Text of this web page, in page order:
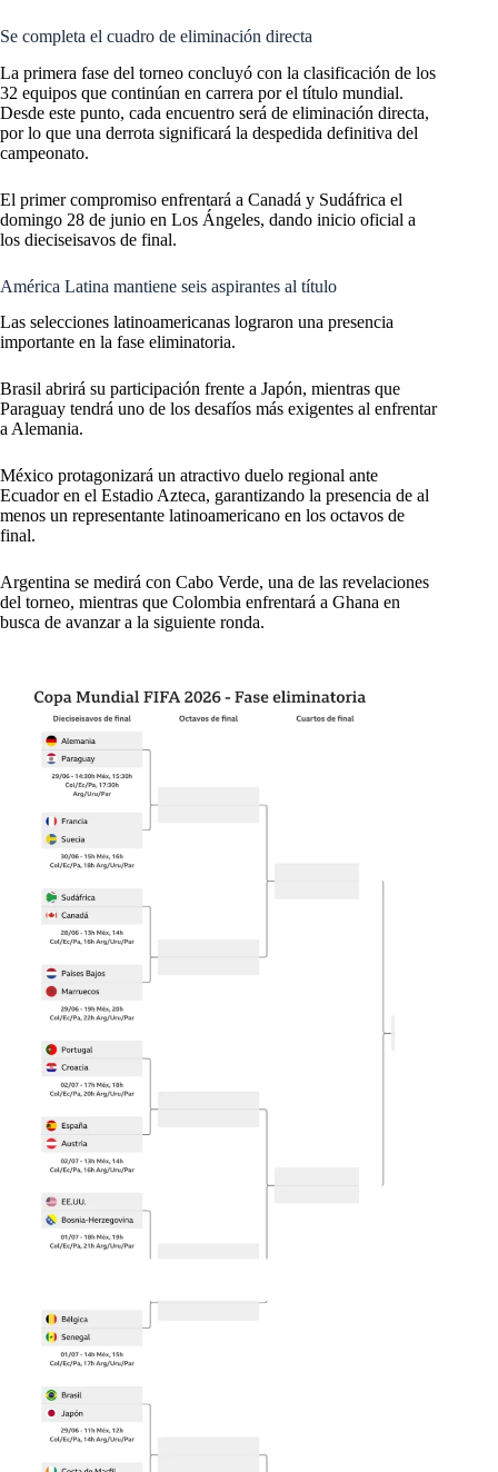
Se completa el cuadro de eliminación directa
La primera fase del torneo concluyó con la clasificación de los
32 equipos que continúan en carrera por el título mundial.
Desde este punto, cada encuentro será de eliminación directa,
por lo que una derrota significará la despedida definitiva del
campeonato.
El primer compromiso enfrentará a Canadá y Sudáfrica el
domingo 28 de junio en Los Ángeles, dando inicio oficial a
los dieciseisavos de final.
América Latina mantiene seis aspirantes al título
Las selecciones latinoamericanas lograron una presencia
importante en la fase eliminatoria.
Brasil abrirá su participación frente a Japón, mientras que
Paraguay tendrá uno de los desafíos más exigentes al enfrentar
a Alemania.
México protagonizará un atractivo duelo regional ante
Ecuador en el Estadio Azteca, garantizando la presencia de al
menos un representante latinoamericano en los octavos de
final.
Argentina se medirá con Cabo Verde, una de las revelaciones
del torneo, mientras que Colombia enfrentará a Ghana en
busca de avanzar a la siguiente ronda.